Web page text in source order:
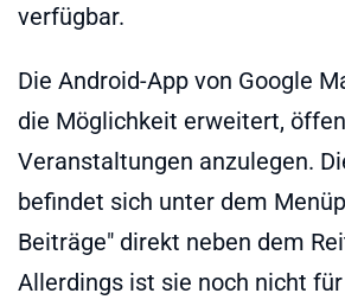
verfügbar.
Die Android-App von Google
die Möglichkeit erweitert,
Veranstaltungen anzulegen.
befindet sich unter dem
Beiträge" direkt neben dem
Allerdings ist sie noch nicht